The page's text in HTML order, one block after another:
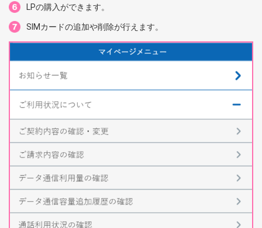
LPの購入ができます。
SIMカードの追加や削除が行えます。